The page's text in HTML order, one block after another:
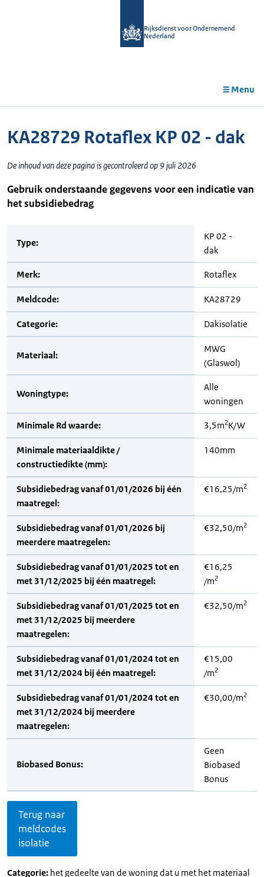
Rijksdienst voor Ondernemend
Nederland
Menu
KA28729 Rotaflex KP 02 - dak
De inhoud van deze pagina is gecontroleerd op 9 juli 2026
Gebruik onderstaande gegevens voor een indicatie van
het subsidiebedrag
Type:
KP 02 -
dak
Merk: Rotaflex
Meldcode: KA28729
Categorie: Dakisolatie
Materiaal:
MWG
(Glaswol)
Woningtype:
Alle
woningen
Minimale Rd waarde: 3,5m2K/W
Minimale materiaaldikte /
constructiedikte (mm):
140mm
Subsidiebedrag vanaf 01/01/2026 bij één
maatregel:
€16,25/m2
Subsidiebedrag vanaf 01/01/2026 bij
meerdere maatregelen:
€32,50/m2
Subsidiebedrag vanaf 01/01/2025 tot en
met 31/12/2025 bij één maatregel:
€16,25
/m2
Subsidiebedrag vanaf 01/01/2025 tot en
met 31/12/2025 bij meerdere
maatregelen:
€32,50/m2
Subsidiebedrag vanaf 01/01/2024 tot en
met 31/12/2024 bij één maatregel:
€15,00
/m2
Subsidiebedrag vanaf 01/01/2024 tot en
met 31/12/2024 bij meerdere
maatregelen:
€30,00/m2
Biobased Bonus:
Geen
Biobased
Bonus
Terug naar
meldcodes
isolatie
Categorie: het gedeelte van de woning dat u met het materiaal